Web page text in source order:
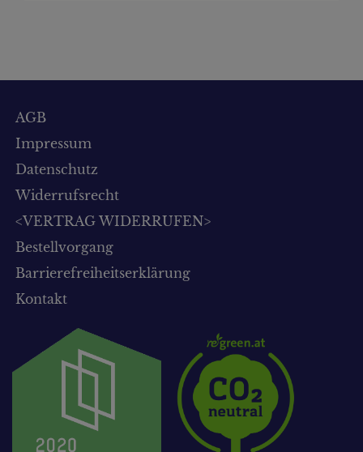
AGB
Impressum
Datenschutz
Widerrufsrecht
<VERTRAG WIDERRUFEN>
Bestellvorgang
Barrierefreiheitserklärung
Kontakt